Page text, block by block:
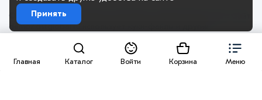
Главная Каталог Войти Корзина Меню
© 2005-2025. ООО «Демо Компания», официальный сайт. Сайт
demo2.dstglobal.ru использует куки-файлы и другие
предоставить лучший пользовательский опыт, анализировать
использование наших продуктов и услуг, повысить качество
рекламных и маркетинговых активностей. Если Вы не хотите,
Принять